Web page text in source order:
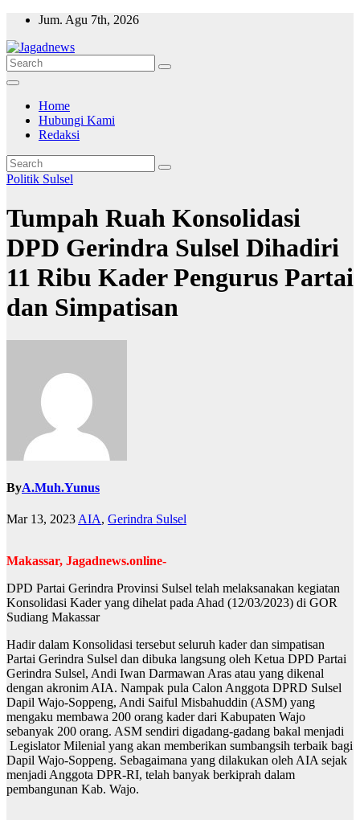
Skip
content
Jum. Agu 7th, 2026
Home
Hubungi Kami
Redaksi
Politik Sulsel
Tumpah Ruah Konsolidasi
DPD Gerindra Sulsel Dihadiri
11 Ribu Kader Pengurus Partai
dan Simpatisan
ByA.Muh.Yunus
Mar 13, 2023AIA, Gerindra Sulsel
Makassar, Jagadnews.online-
DPD Partai Gerindra Provinsi Sulsel telah melaksanakan kegiatan
Konsolidasi Kader yang dihelat pada Ahad (12/03/2023) di GOR
Sudiang Makassar
Hadir dalam Konsolidasi tersebut seluruh kader dan simpatisan
Partai Gerindra Sulsel dan dibuka langsung oleh Ketua DPD Partai
Gerindra Sulsel, Andi Iwan Darmawan Aras atau yang dikenal
dengan akronim AIA. Nampak pula Calon Anggota DPRD Sulsel
Dapil Wajo-Soppeng, Andi Saiful Misbahuddin (ASM) yang
mengaku membawa 200 orang kader dari Kabupaten Wajo
sebanyak 200 orang. ASM sendiri digadang-gadang bakal menjadi
Legislator Milenial yang akan memberikan sumbangsih terbaik bagi
Dapil Wajo-Soppeng. Sebagaimana yang dilakukan oleh AIA sejak
menjadi Anggota DPR-RI, telah banyak berkiprah dalam
pembangunan Kab. Wajo.